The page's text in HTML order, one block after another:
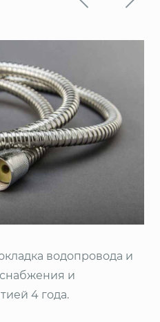
водопровода и
и
4 года.